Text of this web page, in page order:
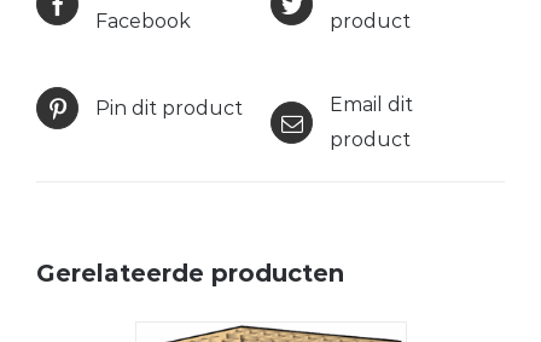
Facebook
product
Pin dit product
Email dit
product
Gerelateerde producten